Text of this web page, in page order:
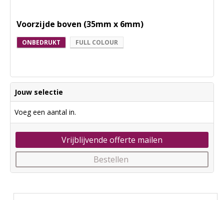
Voorzijde boven (35mm x 6mm)
ONBEDRUKT FULL COLOUR
Jouw selectie
Voeg een aantal in.
Vrijblijvende offerte mailen
Bestellen